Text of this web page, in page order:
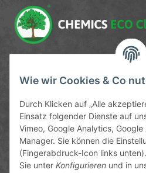
Wie wir Cookies & Co
Durch Klicken auf „Alle
Einsatz folgender Dienste auf
Vimeo, Google Analytics, Google
Manager. Sie können die
(Fingerabdruck-Icon links
Sie unter Konfigurieren und in
Service-Hotline
09372 / 70 80 90
Mo-Fr, 09:00-12:00 | 13:00-
Hinter den Straßenäckern 11-
63906 Erlenbach